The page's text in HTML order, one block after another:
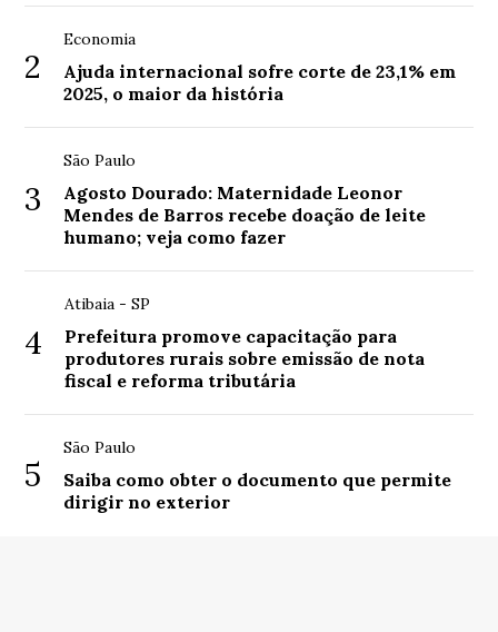
2
Economia
Ajuda internacional sofre corte de 23,1% em
2025, o maior da história
3
São Paulo
Agosto Dourado: Maternidade Leonor
Mendes de Barros recebe doação de leite
humano; veja como fazer
4
Atibaia - SP
Prefeitura promove capacitação para
produtores rurais sobre emissão de nota
fiscal e reforma tributária
5
São Paulo
Saiba como obter o documento que permite
dirigir no exterior